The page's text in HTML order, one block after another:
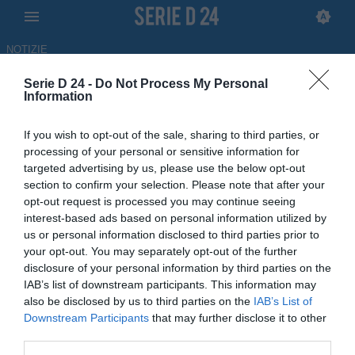
Serie D 24 - Do Not Process My Personal
Information
If you wish to opt-out of the sale, sharing to third parties, or
processing of your personal or sensitive information for
targeted advertising by us, please use the below opt-out
section to confirm your selection. Please note that after your
opt-out request is processed you may continue seeing
interest-based ads based on personal information utilized by
us or personal information disclosed to third parties prior to
your opt-out. You may separately opt-out of the further
disclosure of your personal information by third parties on the
IAB’s list of downstream participants. This information may
also be disclosed by us to third parties on the IAB’s List of
Downstream Participants that may further disclose it to other
NOTIZIE
Oltrepò: separazione ufficiale
con l'allenatore Luca Anania
ULTIM'ORA
06.07.2026 20:31 di Redazione
Il club ha esonerato l'allenatore a un mese dal suo annuncio: il
comunicato